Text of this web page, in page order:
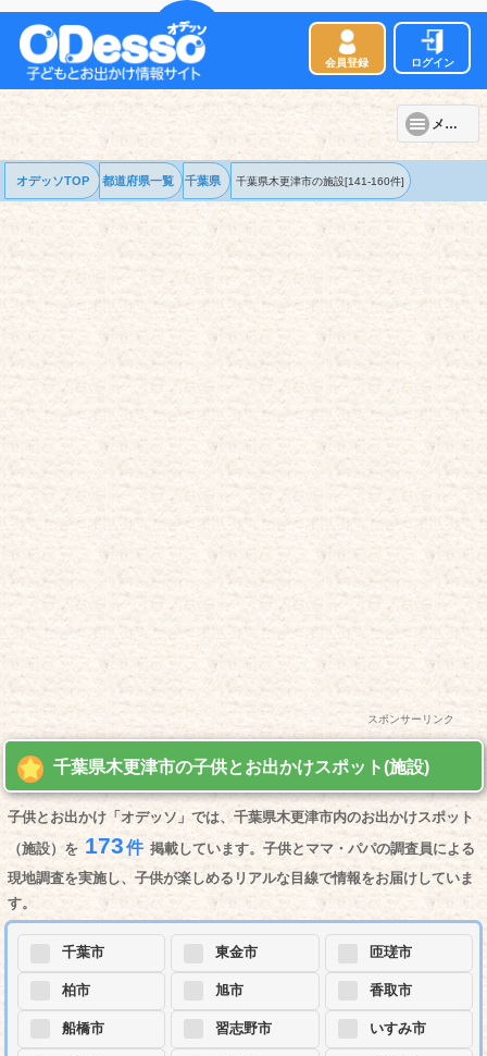
会員登録 ログイン
メニュー
オデッソTOP 都道府県一覧 千葉県 千葉県木更津市の施設[141-160件]
スポンサーリンク
千葉県木更津市の子供とお出かけスポット(施設)
子供とお出かけ「オデッソ」では、千葉県木更津市内のお出かけスポット
（施設）を 173件 掲載しています。子供とママ・パパの調査員による
現地調査を実施し、子供が楽しめるリアルな目線で情報をお届けしていま
す。
千葉市
柏市
船橋市
東金市
旭市
習志野市
匝瑳市
香取市
いすみ市